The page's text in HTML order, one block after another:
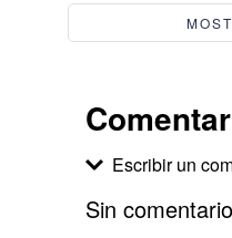
ignoran, pero de
estará
sus problemas,
que las Moiras han
Escribir un
Sin